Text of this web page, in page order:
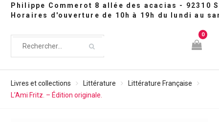
0
Livres et collections Littérature
Littérature Française
L’Ami Fritz. – Édition originale.